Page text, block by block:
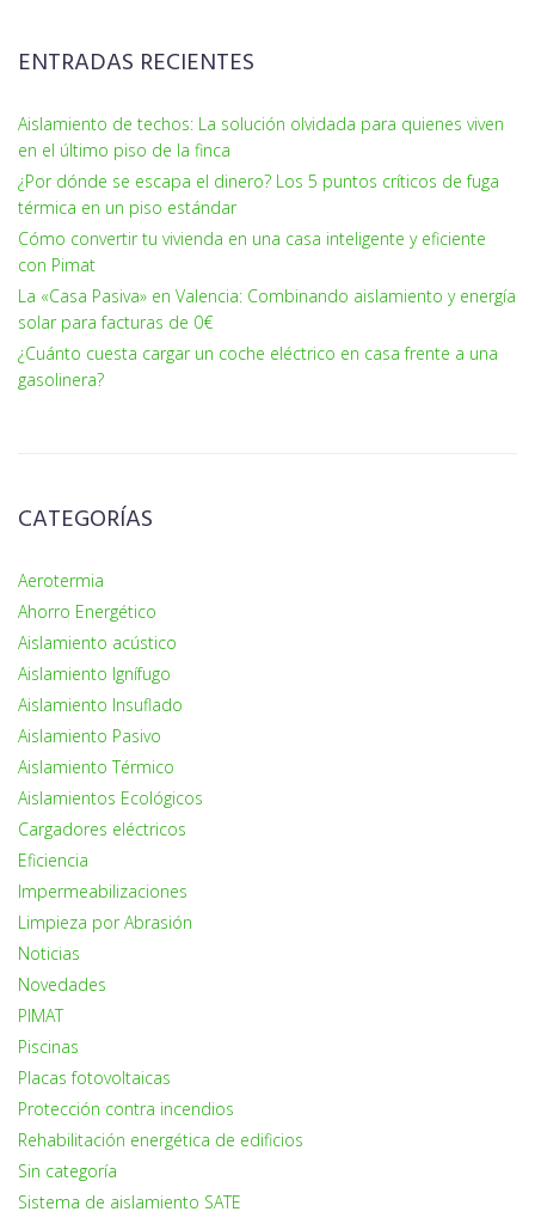
ENTRADAS RECIENTES
Aislamiento de techos: La solución olvidada para quienes viven
en el último piso de la finca
¿Por dónde se escapa el dinero? Los 5 puntos críticos de fuga
térmica en un piso estándar
Cómo convertir tu vivienda en una casa inteligente y eficiente
con Pimat
La «Casa Pasiva» en Valencia: Combinando aislamiento y energía
solar para facturas de 0€
¿Cuánto cuesta cargar un coche eléctrico en casa frente a una
gasolinera?
CATEGORÍAS
Aerotermia
Ahorro Energético
Aislamiento acústico
Aislamiento Ignífugo
Aislamiento Insuflado
Aislamiento Pasivo
Aislamiento Térmico
Aislamientos Ecológicos
Cargadores eléctricos
Eficiencia
Impermeabilizaciones
Limpieza por Abrasión
Noticias
Novedades
PIMAT
Piscinas
Placas fotovoltaicas
Protección contra incendios
Rehabilitación energética de edificios
Sin categoría
Sistema de aislamiento SATE